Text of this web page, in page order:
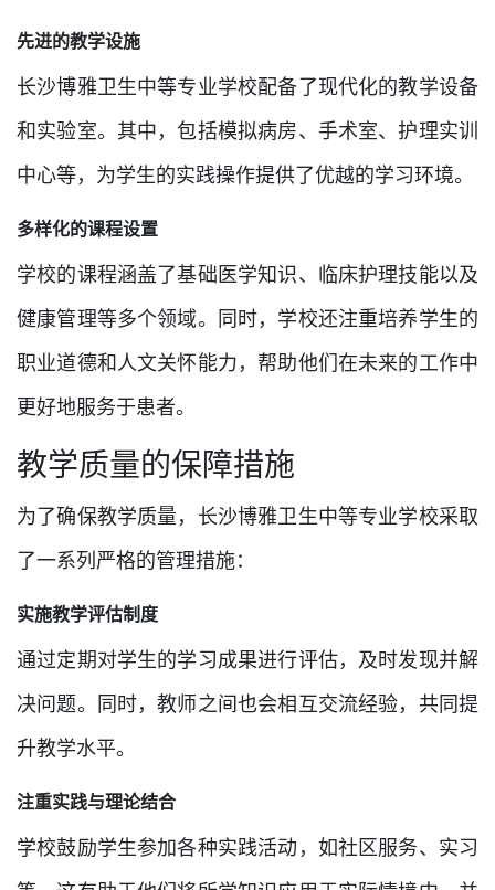
先进的教学设施
长沙博雅卫生中等专业学校配备了现代化的教学设备
和实验室。其中，包括模拟病房、手术室、护理实训
中心等，为学生的实践操作提供了优越的学习环境。
多样化的课程设置
学校的课程涵盖了基础医学知识、临床护理技能以及
健康管理等多个领域。同时，学校还注重培养学生的
职业道德和人文关怀能力，帮助他们在未来的工作中
更好地服务于患者。
教学质量的保障措施
为了确保教学质量，长沙博雅卫生中等专业学校采取
了一系列严格的管理措施：
实施教学评估制度
通过定期对学生的学习成果进行评估，及时发现并解
决问题。同时，教师之间也会相互交流经验，共同提
升教学水平。
注重实践与理论结合
学校鼓励学生参加各种实践活动，如社区服务、实习